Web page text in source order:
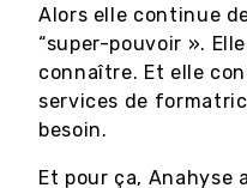
Alors elle continue
“super-pouvoir ».
connaître. Et elle
services de
besoin.
Et pour ça, Anahyse